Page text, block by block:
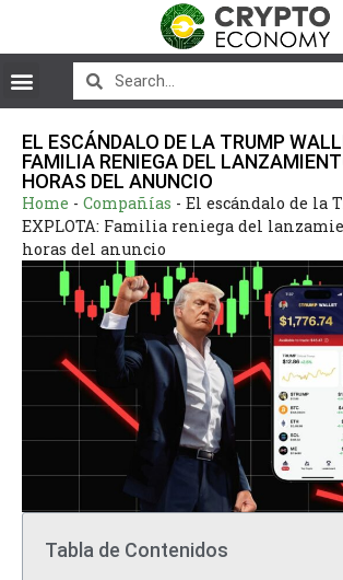
EL ESCÁNDALO DE LA TRUMP
FAMILIA RENIEGA DEL
HORAS DEL ANUNCIO
Home - Compañías - El escándalo de la
EXPLOTA: Familia reniega del
horas del anuncio
Tabla de Contenidos